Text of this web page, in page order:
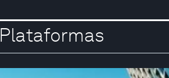
Plataformas